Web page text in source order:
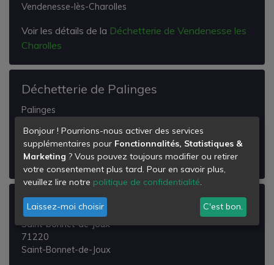
Vendenesse-lès-Charolles
Voir les détails de la Déchetterie de Vendenesse les
Charolles
Déchetterie de Palinges
Palinges
Palinges
Voir les détails de laDéchetterie de Palinges
Déchetterie de Saint Bonnet de Joux
Saint-bonnet-de-joux
71220
Saint-Bonnet-de-Joux
Bonjour ! Pourrions-nous activer des services
supplémentaires pour Fonctionnalités, Statistiques &
Marketing ? Vous pouvez toujours modifier ou retirer
votre consentement plus tard. Pour en savoir plus,
veuillez lire notre politique de confidentialité.
Laissez-moi choisir C'est bon.